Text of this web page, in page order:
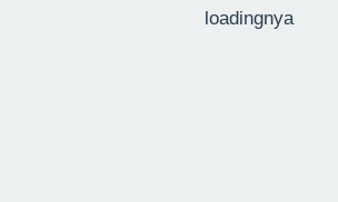
loadingnya